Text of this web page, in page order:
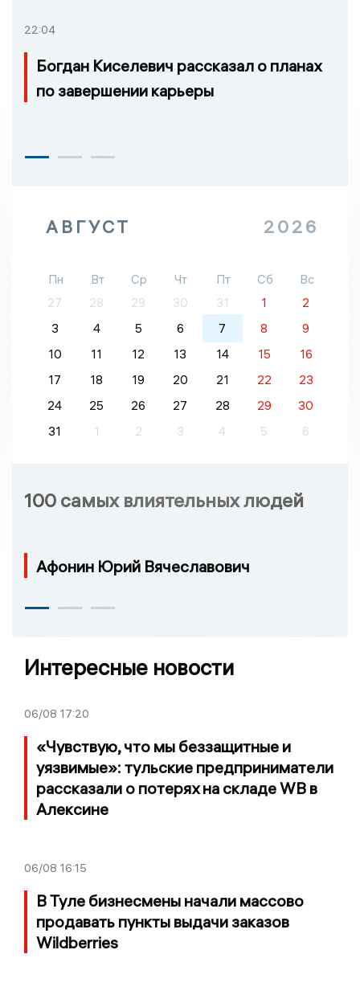
22:04
Богдан Киселевич рассказал о планах
по завершении карьеры
АВГУСТ 2026
Пн Вт Ср Чт Пт Сб
Вс
27
28 29 30 31 1
2
3
4 5 6 7 8
9
10
11 12 13 14 15
16
17
18 19 20 21 22
23
24
25 26 27 28 29
30
31
1 2 3 4 5 6
100 самых влиятельных людей
Афонин Юрий Вячеславович
Интересные новости
06/08 17:20
«Чувствую, что мы беззащитные и
уязвимые»: тульские предприниматели
рассказали о потерях на складе WB в
Алексине
06/08 16:15
В Туле бизнесмены начали массово
продавать пункты выдачи заказов
Wildberries